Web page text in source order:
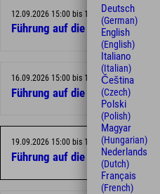
12.09.2026 15:00 bis 17:00 Uhr
Führung auf die Olympiaschanze
16.09.2026 15:00 bis 17:00 Uhr
Führung auf die Olympiaschanze
19.09.2026 15:00 bis 17:00 Uhr
Führung auf die Olympiaschanze
Deutsch
(German)
English
(English)
Italiano
(Italian)
Čeština
(Czech)
Polski
(Polish)
Magyar
(Hungarian)
Nederlands
(Dutch)
Français
(French)